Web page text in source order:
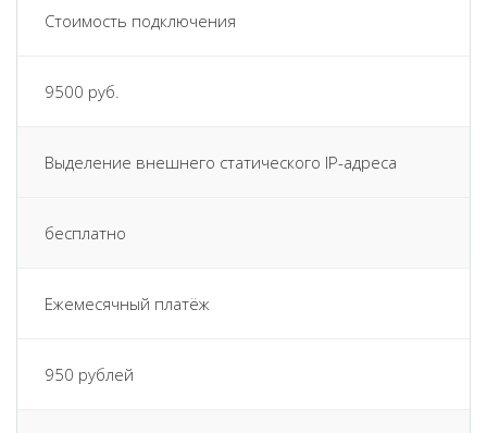
Стоимость подключения
9500 руб.
Выделение внешнего статического IP-адреса
бесплатно
Ежемесячный платёж
950 рублей